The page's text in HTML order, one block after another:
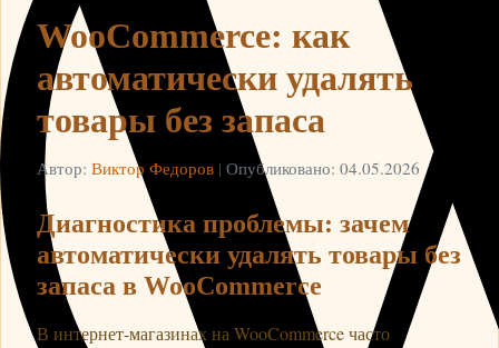
WooCommerce: как
автоматически удалять
товары без запаса
Автор: Виктор Федоров | Опубликовано: 04.05.2026
Диагностика проблемы: зачем
автоматически удалять товары без
запаса в WooCommerce
В интернет-магазинах на WooCommerce часто